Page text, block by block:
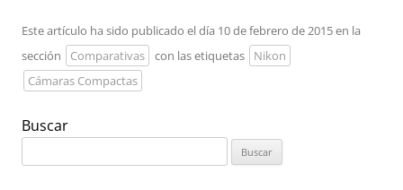
Este artículo ha sido publicado el día 10 de febrero de 2015 en la
sección
Comparativas con las etiquetas
Nikon
Cámaras Compactas
Buscar